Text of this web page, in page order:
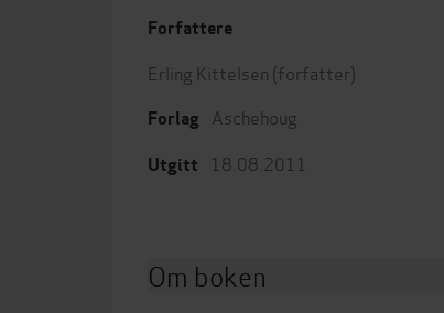
Forfattere
Erling Kittelsen (forfatter)
Forlag Aschehoug
Utgitt 18.08.2011
Om boken